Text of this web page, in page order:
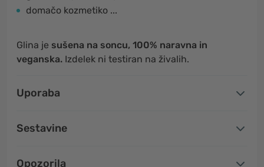
domačo kozmetiko ...
Glina je sušena na soncu, 100% naravna in
veganska. Izdelek ni testiran na živalih.
Uporaba
Sestavine
Opozorila